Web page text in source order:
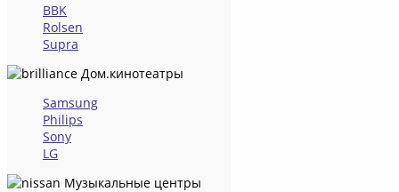
BBK
Rolsen
Supra
Дом.кинотеатры
Samsung
Philips
Sony
LG
Музыкальные центры